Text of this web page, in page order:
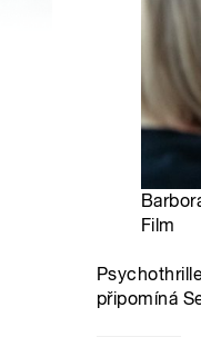
Film
připomíná